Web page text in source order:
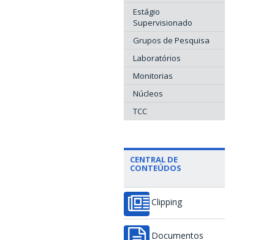
Estágio
Supervisionado
Grupos de Pesquisa
Laboratórios
Monitorias
Núcleos
TCC
CENTRAL DE
CONTEÚDOS
Clipping
Documentos